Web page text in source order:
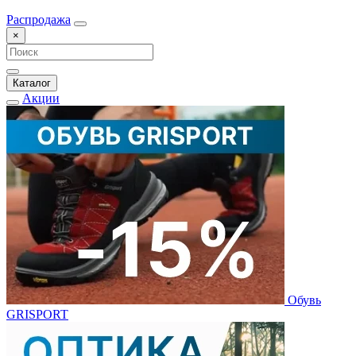
Распродажа
×
Каталог
Акции
Обувь
GRISPORT